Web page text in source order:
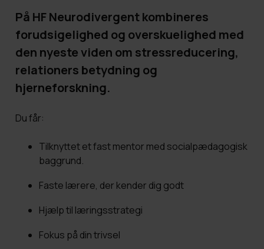
På HF Neurodivergent kombineres
forudsigelighed og overskuelighed med
den nyeste viden om stressreducering,
relationers betydning og
hjerneforskning.
Du får:
Tilknyttet et fast mentor med socialpædagogisk
baggrund.
Faste lærere, der kender dig godt
Hjælp til læringsstrategi
Fokus på din trivsel